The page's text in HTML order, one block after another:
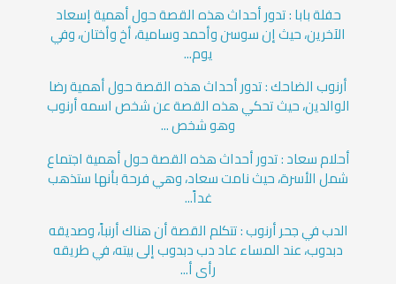
حفلة بابا : تدور أحداث هذه القصة حول أهمية إسعاد
الآخرين، حيث إن سوسن وأحمد وسامية، أخ وأختان، وفي
يوم...
أرنوب الضاحك : تدور أحداث هذه القصة حول أهمية رضا
الوالدين، حيث تحكي هذه القصة عن شخص اسمه أرنوب
وهو شخص ...
أحلام سعاد : تدور أحداث هذه القصة حول أهمية اجتماع
شمل الأسرة، حيث نامت سعاد، وهي فرحة بأنها ستذهب
غداً...
الدب في جحر أرنوب : تتكلم القصة أن هناك أرنباً، وصديقه
دبدوب، عند المساء عاد دب دبدوب إلى بيته، في طريقه
رأى أ...